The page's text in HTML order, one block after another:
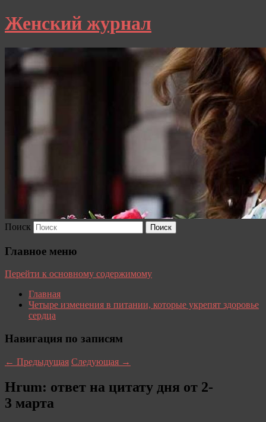
Женский журнал
Поиск
Главное меню
Перейти к основному содержимому
Главная
Четыре изменения в питании, которые укрепят здоровье
сердца
Навигация по записям
← Предыдущая Следующая →
Hrum: ответ на цитату дня от 2-
3 марта